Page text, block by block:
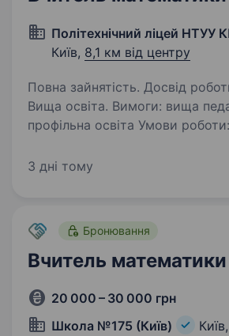
Політехнічний ліцей НТУУ
Київ, 8,1 км від центру
Повна зайнятість. Досвід
Вища освіта. Вимоги: вища педагогічна
профільна освіта Умови
Обов’язки: Політехнічний
3 дні тому
Бронювання
Вчитель математики
20 000 – 30 000 грн
Школа №175 (Київ)
Київ,